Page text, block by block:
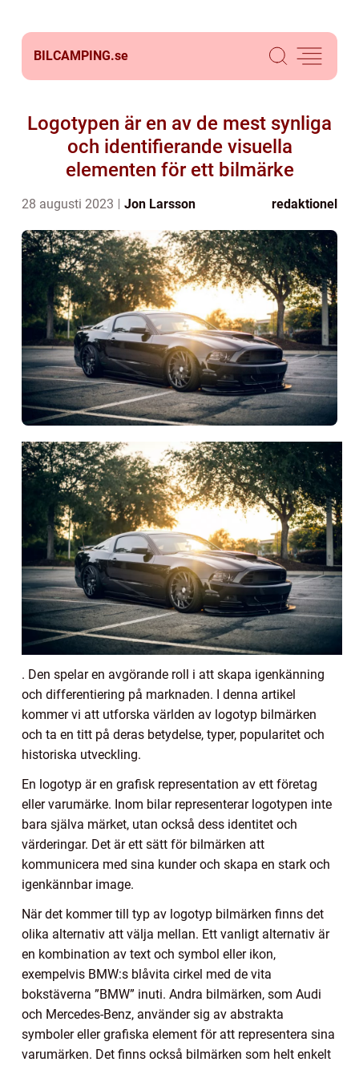
BILCAMPING.se
Logotypen är en av de mest synliga
och identifierande visuella
elementen för ett bilmärke
28 augusti 2023 Jon Larsson redaktionel
. Den spelar en avgörande roll i att skapa igenkänning
och differentiering på marknaden. I denna artikel
kommer vi att utforska världen av logotyp bilmärken
och ta en titt på deras betydelse, typer, popularitet och
historiska utveckling.
En logotyp är en grafisk representation av ett företag
eller varumärke. Inom bilar representerar logotypen inte
bara själva märket, utan också dess identitet och
värderingar. Det är ett sätt för bilmärken att
kommunicera med sina kunder och skapa en stark och
igenkännbar image.
När det kommer till typ av logotyp bilmärken finns det
olika alternativ att välja mellan. Ett vanligt alternativ är
en kombination av text och symbol eller ikon,
exempelvis BMW:s blåvita cirkel med de vita
bokstäverna ”BMW” inuti. Andra bilmärken, som Audi
och Mercedes-Benz, använder sig av abstrakta
symboler eller grafiska element för att representera sina
varumärken. Det finns också bilmärken som helt enkelt